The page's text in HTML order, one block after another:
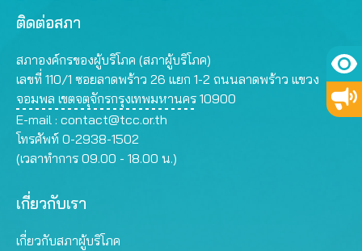
ติดต่อสภา
สภาองค์กรของผู้บริโภค (สภาผู้บริโภค)
เลขที่ 110/1 ซอยลาดพร้าว 26 แยก 1-2 ถนนลาดพร้าว แขวง
จอมพล เขตจตุจักรกรุงเทพมหานคร 10900
E-mail : contact@tcc.or.th
โทรศัพท์ 0-2938-1502
(เวลาทำการ 09.00 - 18.00 น.)
เกี่ยวกับเรา
เกี่ยวกับสภาผู้บริโภค